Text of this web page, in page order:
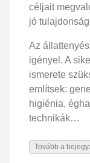
céljait
jó
Az
igényel. A
ismerete
említsek:
higiénia,
technikák…
Tovább a